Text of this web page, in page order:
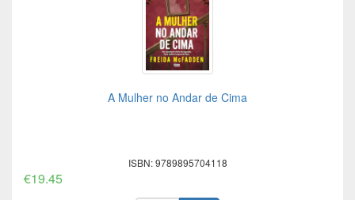
A Mulher no Andar de Cima
ISBN: 9789895704118
€19.45